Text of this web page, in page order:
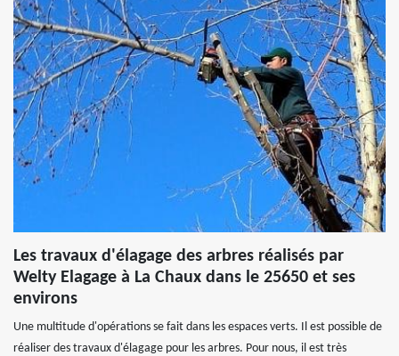
Les travaux d'élagage des arbres réalisés par
Welty Elagage à La Chaux dans le 25650 et ses
environs
Une multitude d'opérations se fait dans les espaces verts. Il est possible de
réaliser des travaux d'élagage pour les arbres. Pour nous, il est très